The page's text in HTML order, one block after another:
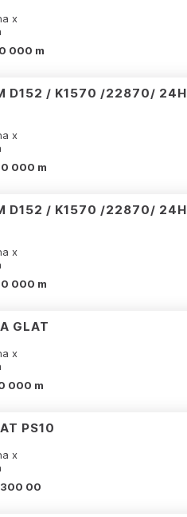
x
000 m
D152 / K1570 /22870/ 24H
x
000 m
D152 / K1570 /22870/ 24H
x
000 m
GLAT
x
000 m
PS10
x
00